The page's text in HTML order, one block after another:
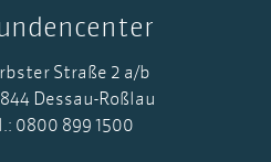
Straße 2 a/b
Dessau-Roßlau
0800 899 1500